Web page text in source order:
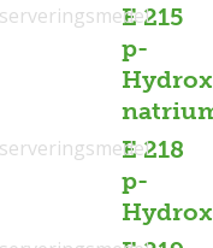
E 215
p-
E 218
p-